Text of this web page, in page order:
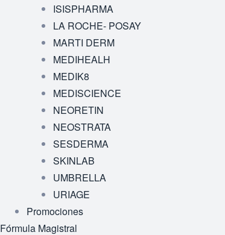
ISISPHARMA
LA ROCHE- POSAY
MARTI DERM
MEDIHEALH
MEDIK8
MEDISCIENCE
NEORETIN
NEOSTRATA
SESDERMA
SKINLAB
UMBRELLA
URIAGE
Promociones
Fórmula Magistral